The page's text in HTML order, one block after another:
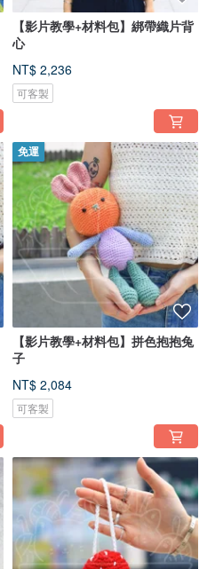
【影片教學+材料包】綁帶織片背
心
NT$ 2,236
可客製
免運
【影片教學+材料包】拼色抱抱兔
子
NT$ 2,084
可客製